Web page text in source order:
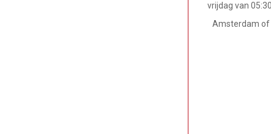
vrijdag van
Amsterdam of